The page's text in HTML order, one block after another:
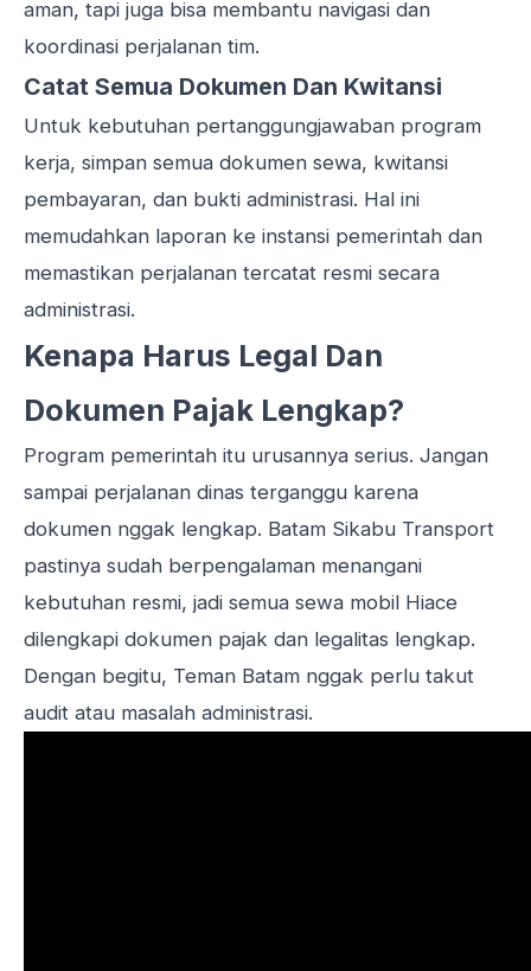
aman, tapi juga bisa membantu navigasi dan
koordinasi perjalanan tim.
Catat Semua Dokumen Dan Kwitansi
Untuk kebutuhan pertanggungjawaban program
kerja, simpan semua dokumen sewa, kwitansi
pembayaran, dan bukti administrasi. Hal ini
memudahkan laporan ke instansi pemerintah dan
memastikan perjalanan tercatat resmi secara
administrasi.
Kenapa Harus Legal Dan
Dokumen Pajak Lengkap?
Program pemerintah itu urusannya serius. Jangan
sampai perjalanan dinas terganggu karena
dokumen nggak lengkap. Batam Sikabu Transport
pastinya sudah berpengalaman menangani
kebutuhan resmi, jadi semua sewa mobil Hiace
dilengkapi dokumen pajak dan legalitas lengkap.
Dengan begitu, Teman Batam nggak perlu takut
audit atau masalah administrasi.